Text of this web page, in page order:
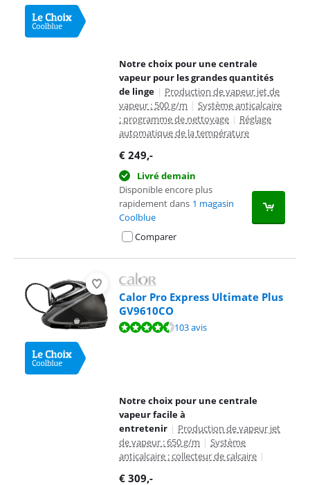
Notre choix pour une centrale
vapeur pour les grandes quantités
de linge | Production de vapeur jet de
vapeur : 500 g/m | Système anticalcaire
: programme de nettoyage | Réglage
automatique de la température
€ 249,-
Livré demain
Disponible encore plus
rapidement dans 1 magasin
Coolblue
Comparer
Calor Pro Express Ultimate Plus
GV9610CO
La note est de 9,3 sur 10, basée sur 103 avis.103 avis
Notre choix pour une centrale
vapeur facile à
entretenir | Production de vapeur jet
de vapeur : 650 g/m | Système
anticalcaire : collecteur de calcaire |
€ 309,-